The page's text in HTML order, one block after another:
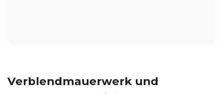
Verblendmauerwerk und